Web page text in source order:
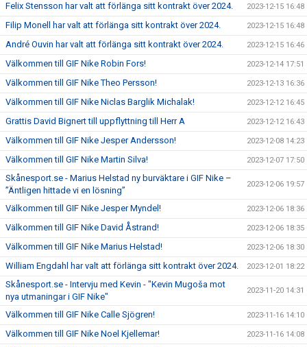
Felix Stensson har valt att förlänga sitt kontrakt över 2024. 2023-12-15 16:48
Filip Monell har valt att förlänga sitt kontrakt över 2024. 2023-12-15 16:48
André Ouvin har valt att förlänga sitt kontrakt över 2024. 2023-12-15 16:46
Välkommen till GIF Nike Robin Fors! 2023-12-14 17:51
Välkommen till GIF Nike Theo Persson! 2023-12-13 16:36
Välkommen till GIF Nike Niclas Barglik Michalak! 2023-12-12 16:45
Grattis David Bignert till uppflyttning till Herr A 2023-12-12 16:43
Välkommen till GIF Nike Jesper Andersson! 2023-12-08 14:23
Välkommen till GIF Nike Martin Silva! 2023-12-07 17:50
Skånesport.se - Marius Helstad ny burväktare i GIF Nike –
”Äntligen hittade vi en lösning”
2023-12-06 19:57
Välkommen till GIF Nike Jesper Myndel! 2023-12-06 18:36
Välkommen till GIF Nike David Åstrand! 2023-12-06 18:35
Välkommen till GIF Nike Marius Helstad! 2023-12-06 18:30
William Engdahl har valt att förlänga sitt kontrakt över 2024. 2023-12-01 18:22
Skånesport.se - Intervju med Kevin - "Kevin Mugoša mot
nya utmaningar i GIF Nike"
2023-11-20 14:31
Välkommen till GIF Nike Calle Sjögren! 2023-11-16 14:10
Välkommen till GIF Nike Noel Kjellemar! 2023-11-16 14:08